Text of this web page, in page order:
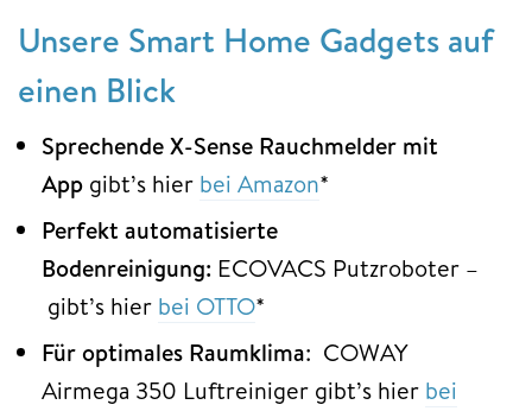
Unsere Smart Home Gadgets auf
einen Blick
Sprechende X-Sense Rauchmelder mit
App gibt’s hier bei Amazon*
Perfekt automatisierte
Bodenreinigung: ECOVACS Putzroboter –
gibt’s hier bei OTTO*
Für optimales Raumklima: COWAY
Airmega 350 Luftreiniger gibt’s hier bei